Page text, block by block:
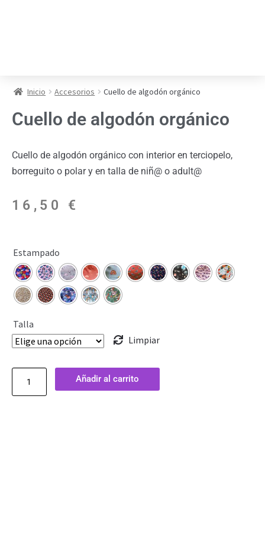
Inicio Accesorios Cuello de algodón orgánico
Cuello de algodón orgánico
Cuello de algodón orgánico con interior en terciopelo,
borreguito o polar y en talla de niñ@ o adult@
16,50 €
Estampado
Talla
Limpiar
Añadir al carrito